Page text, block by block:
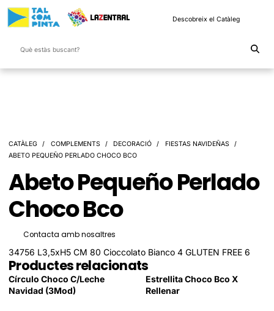
Descobreix el Catàleg
CATÀLEG COMPLEMENTS DECORACIÓ
FIESTAS NAVIDEÑAS
ABETO PEQUEÑO PERLADO CHOCO BCO
Abeto Pequeño Perlado
Choco Bco
Contacta amb nosaltres
34756 L3,5xH5 CM 80 Cioccolato Bianco 4 GLUTEN FREE 6
Productes relacionats
Círculo Choco C/Leche
Navidad (3Mod)
Estrellita Choco Bco X
Rellenar